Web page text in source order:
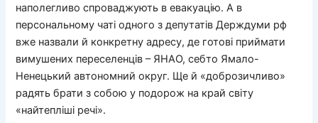
наполегливо спроваджують в евакуацію. А в
персональному чаті одного з депутатів Держдуми рф
вже назвали й конкретну адресу, де готові приймати
вимушених переселенців – ЯНАО, себто Ямало-
Ненецький автономний округ. Ще й «доброзичливо»
радять брати з собою у подорож на край світу
«найтепліші речі».